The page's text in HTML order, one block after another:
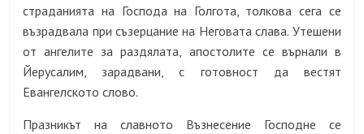
страданията на Господа на Голгота, толкова сега се
възрадвала при съзерцание на Неговата слава. Утешени
от ангелите за раздялата, апостолите се върнали в
Йерусалим, зарадвани, с готовност да вестят
Евангелското слово.
Празникът на славното Възнесение Господне се